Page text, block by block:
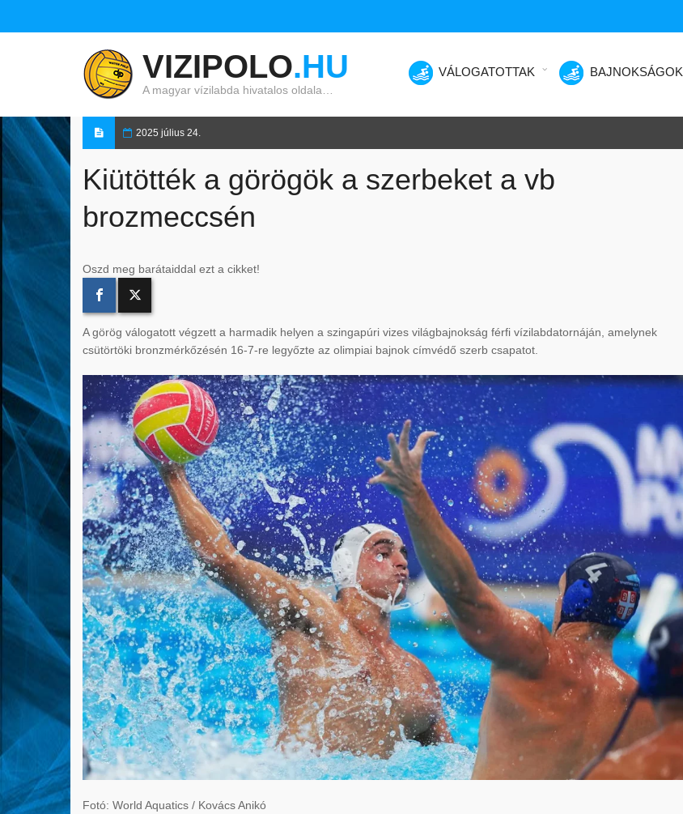
VIZIPOLO.HU
A magyar vízilabda hivatalos oldala…
VÁLOGATOTTAK BAJNOKSÁGOK
2025 július 24.
Kiütötték a görögök a szerbeket a vb
brozmeccsén
Oszd meg barátaiddal ezt a cikket!
A görög válogatott végzett a harmadik helyen a szingapúri vizes világbajnokság férfi vízilabdatornáján, amelynek
csütörtöki bronzmérkőzésén 16-7-re legyőzte az olimpiai bajnok címvédő szerb csapatot.
Fotó: World Aquatics / Kovács Anikó